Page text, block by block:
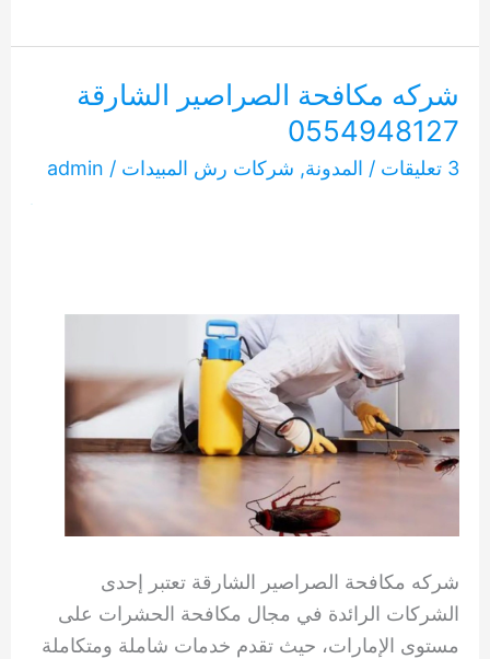
الفئران
الشارقة
0554948127
شركه مكافحة الصراصير الشارقة
0554948127
3 تعليقات / المدونة, شركات رش المبيدات /
admin
شركه مكافحة الصراصير الشارقة تعتبر إحدى
الشركات الرائدة في مجال مكافحة الحشرات على
مستوى الإمارات، حيث تقدم خدمات شاملة ومتكاملة